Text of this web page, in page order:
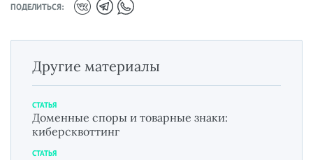
ПОДЕЛИТЬСЯ:
Другие материалы
СТАТЬЯ
Доменные споры и товарные знаки:
киберсквоттинг
СТАТЬЯ